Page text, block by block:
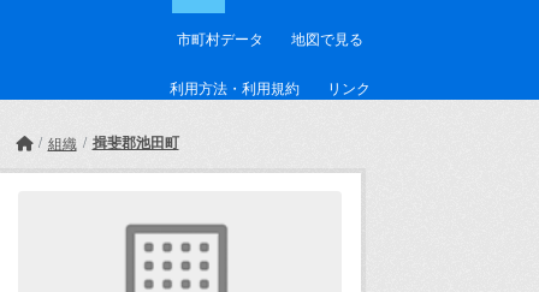
市町村データ 地図で見る
利用方法・利用規約 リンク
組織 揖斐郡池田町